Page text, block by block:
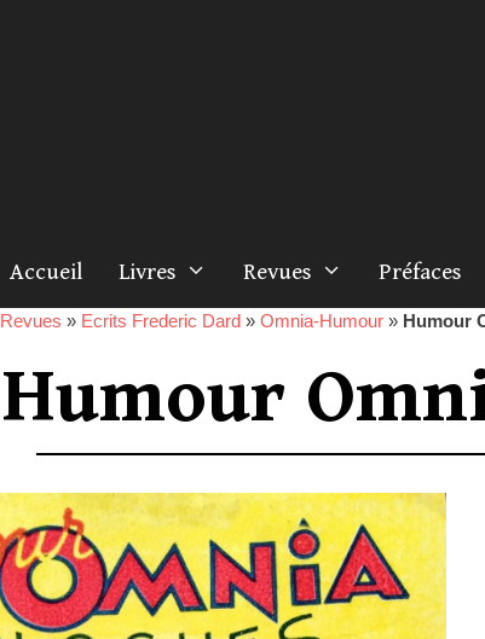
Accueil Livres Revues Préfaces
Revues » Ecrits Frederic Dard » Omnia-Humour » Humour
Humour